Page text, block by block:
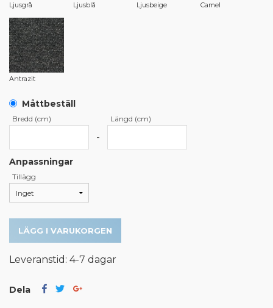
Ljusgrå Ljusblå Ljusbeige Camel
Antrazit
Måttbeställ
Bredd (cm)
-
Längd (cm)
Anpassningar
Tillägg
LÄGG I VARUKORGEN
Leveranstid: 4-7 dagar
Dela